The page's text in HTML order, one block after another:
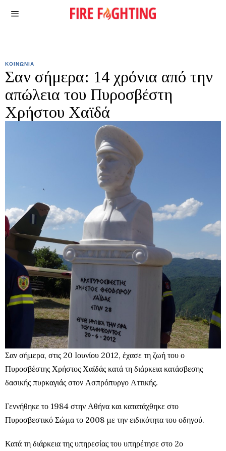
ΚΟΙΝΩΝΙΑ
Σαν σήμερα: 14 χρόνια από την
απώλεια του Πυροσβέστη
Χρήστου Χαϊδά
Σαν σήμερα, στις 20 Ιουνίου 2012, έχασε τη ζωή του ο
Πυροσβέστης Χρήστος Χαϊδάς κατά τη διάρκεια κατάσβεσης
δασικής πυρκαγιάς στον Ασπρόπυργο Αττικής.
Γεννήθηκε το 1984 στην Αθήνα και κατατάχθηκε στο
Πυροσβεστικό Σώμα το 2008 με την ειδικότητα του οδηγού.
Κατά τη διάρκεια της υπηρεσίας του υπηρέτησε στο 2ο